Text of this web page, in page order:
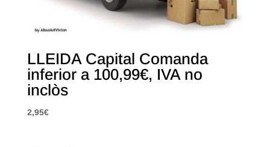
LLEIDA Capital Comanda
inferior a 100,99€, IVA no
inclòs
2,95€